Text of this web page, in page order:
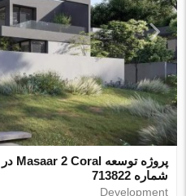
شماره 713822
Development